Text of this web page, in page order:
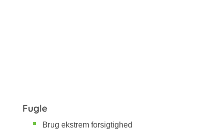
Fugle
Brug ekstrem forsigtighed